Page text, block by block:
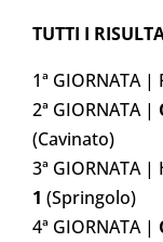
TUTTI I
1ª GIORNATA |
2ª GIORNATA |
(Cavinato)
3ª GIORNATA |
1 (Springolo)
4ª GIORNATA |